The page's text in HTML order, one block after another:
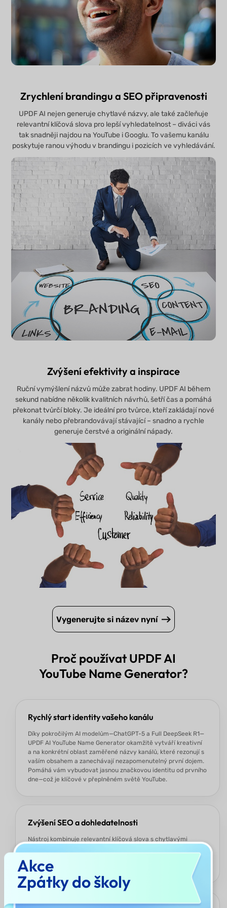
Zrychlení brandingu a SEO připravenosti
UPDF AI nejen generuje chytlavé názvy, ale také začleňuje
relevantní klíčová slova pro lepší vyhledatelnost – diváci vás
tak snadněji najdou na YouTube i Googlu. To vašemu kanálu
poskytuje ranou výhodu v brandingu i pozicích ve vyhledávání.
Zvýšení efektivity a inspirace
Ruční vymýšlení názvů může zabrat hodiny. UPDF AI během
sekund nabídne několik kvalitních návrhů, šetří čas a pomáhá
překonat tvůrčí bloky. Je ideální pro tvůrce, kteří zakládají nové
kanály nebo přebrandovávají stávající – snadno a rychle
generuje čerstvé a originální nápady.
Vygenerujte si název nyní
Proč používat UPDF AI
YouTube Name Generator?
Rychlý start identity vašeho kanálu
Díky pokročilým AI modelům—ChatGPT-5 a Full DeepSeek R1—
UPDF AI YouTube Name Generator okamžitě vytváří kreativní
a na konkrétní oblast zaměřené názvy kanálů, které rezonují s
vaším obsahem a zanechávají nezapomenutelný první dojem.
Pomáhá vám vybudovat jasnou značkovou identitu od prvního
dne—což je klíčové v přeplněném světě YouTube.
Zvýšení SEO a dohledatelnosti
Nástroj kombinuje relevantní klíčová slova s chytlavými
organické návštěvnosti a pomoci vašemu kanálu vyniknout.
Akce
Zpátky do školy